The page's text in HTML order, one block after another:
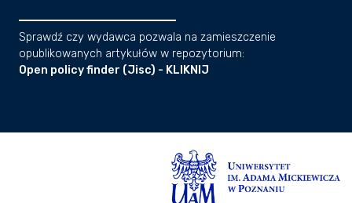
Sprawdź czy wydawca pozwala na zamieszczenie
opublikowanych artykułów w repozytorium:
Open policy finder (Jisc) - KLIKNIJ